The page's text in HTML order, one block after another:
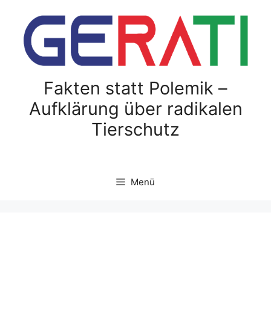
springen
Fakten statt Polemik –
Aufklärung über radikalen
Tierschutz
Menü